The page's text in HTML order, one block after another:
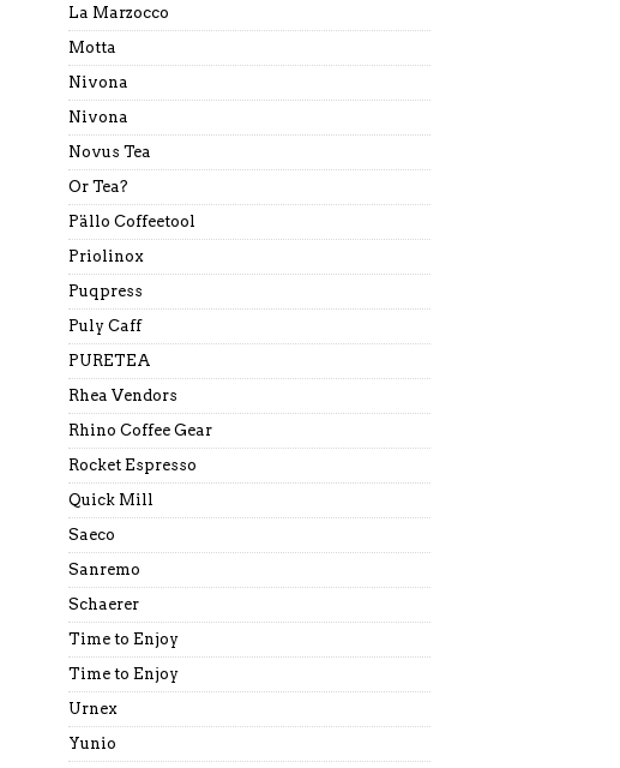
La Marzocco
Motta
Nivona
Nivona
Novus Tea
Or Tea?
Pällo Coffeetool
Priolinox
Puqpress
Puly Caff
PURETEA
Rhea Vendors
Rhino Coffee Gear
Rocket Espresso
Quick Mill
Saeco
Sanremo
Schaerer
Time to Enjoy
Time to Enjoy
Urnex
Yunio